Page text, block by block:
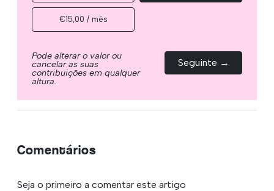
€15,00 / mês
Pode alterar o valor ou
cancelar as suas
contribuições em qualquer
altura.
Seguinte →
Comentários
Seja o primeiro a comentar este artigo